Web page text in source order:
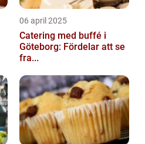
06 april 2025
Catering med buffé i
Göteborg: Fördelar att se
fra...